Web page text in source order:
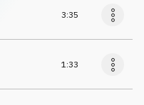
3:35
1:33